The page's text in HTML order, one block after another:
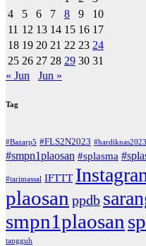
4
5 6 7 8 9
10
11 12 13 14 15 16 17
18 19 20 21 22 23 24
25 26 27 28 29 30 31
« Jun
Jun »
Tag
#Bazarp5 #FLS2N2023 #hardiknas2023
#smpn1plaosan #splasma
#tarimassal IFTTT
plaosan ppdb
smpn1plaosan
tangguh